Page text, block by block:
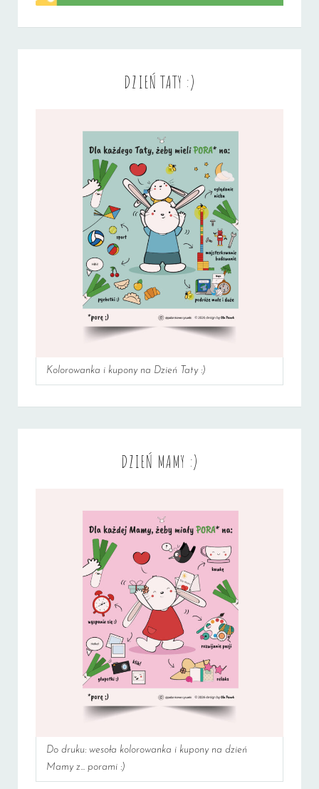
DZIEŃ TATY :)
Kolorowanka i kupony na Dzień Taty :)
DZIEŃ MAMY :)
Do druku: wesoła kolorowanka i kupony na dzień
Mamy z... porami :)